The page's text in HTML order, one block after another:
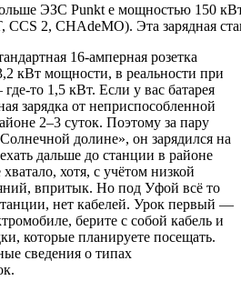
ЭЗС Punkt e мощностью 150
CCS 2, CHAdeMO). Эта зарядная
16-амперная розетка
кВт мощности, в реальности при
то 1,5 кВт. Если у вас батарея
зарядка от неприспособленной
2–3 суток. Поэтому за пару
долине», он зарядился на
дальше до станции в районе
хотя, с учётом низкой
впритык. Но под Уфой всё то
нет кабелей. Урок первый —
берите с собой кабель и
которые планируете посещать.
сведения о типах